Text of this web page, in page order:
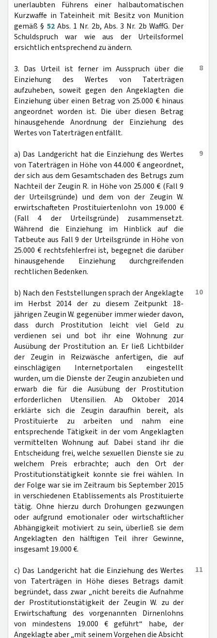
unerlaubten Führens einer halbautomatischen
Kurzwaffe in Tateinheit mit Besitz von Munition
gemäß § 52Abs. 1 Nr. 2b, Abs. 3 Nr. 2b WaffG. Der
Schuldspruch war wie aus der Urteilsformel
ersichtlich entsprechend zu ändern.
8
3. Das Urteil ist ferner im Ausspruch über die
Einziehung des Wertes von Taterträgen
aufzuheben, soweit gegen den Angeklagten die
Einziehung über einen Betrag von 25.000 € hinaus
angeordnet worden ist. Die über diesen Betrag
hinausgehende Anordnung der Einziehung des
Wertes von Taterträgen entfällt.
9
a) Das Landgericht hat die Einziehung des Wertes
von Taterträgen in Höhe von 44.000 € angeordnet,
der sich aus dem Gesamtschaden des Betrugs zum
Nachteil der Zeugin R. in Höhe von 25.000 € (Fall 9
der Urteilsgründe) und dem von der Zeugin W.
erwirtschafteten Prostituiertenlohn von 19.000 €
(Fall 4 der Urteilsgründe) zusammensetzt.
Während die Einziehung im Hinblick auf die
Tatbeute aus Fall 9 der Urteilsgründe in Höhe von
25.000 € rechtsfehlerfrei ist, begegnet die darüber
hinausgehende Einziehung durchgreifenden
rechtlichen Bedenken.
10
b) Nach den Feststellungen sprach der Angeklagte
im Herbst 2014 der zu diesem Zeitpunkt 18-
jährigen Zeugin W. gegenüber immer wieder davon,
dass durch Prostitution leicht viel Geld zu
verdienen sei und bot ihr eine Wohnung zur
Ausübung der Prostitution an. Er ließ Lichtbilder
der Zeugin in Reizwäsche anfertigen, die auf
einschlägigen Internetportalen eingestellt
wurden, um die Dienste der Zeugin anzubieten und
erwarb die für die Ausübung der Prostitution
erforderlichen Utensilien. Ab Oktober 2014
erklärte sich die Zeugin daraufhin bereit, als
Prostituierte zu arbeiten und nahm eine
entsprechende Tätigkeit in der vom Angeklagten
vermittelten Wohnung auf. Dabei stand ihr die
Entscheidung frei, welche sexuellen Dienste sie zu
welchem Preis erbrachte; auch den Ort der
Prostitutionstätigkeit konnte sie frei wählen. In
der Folge war sie im Zeitraum bis September 2015
in verschiedenen Etablissements als Prostituierte
tätig. Ohne hierzu durch Drohungen gezwungen
oder aufgrund emotionaler oder wirtschaftlicher
Abhängigkeit motiviert zu sein, überließ sie dem
Angeklagten den hälftigen Teil ihrer Gewinne,
insgesamt 19.000 €.
11
c) Das Landgericht hat die Einziehung des Wertes
von Taterträgen in Höhe dieses Betrags damit
begründet, dass zwar „nicht bereits die Aufnahme
der Prostitutionstätigkeit der Zeugin W. zu der
Erwirtschaftung des vorgenannten Dirnenlohns
von mindestens 19.000 € geführt“ habe, der
Angeklagte aber „mit seinem Vorgehen die Absicht